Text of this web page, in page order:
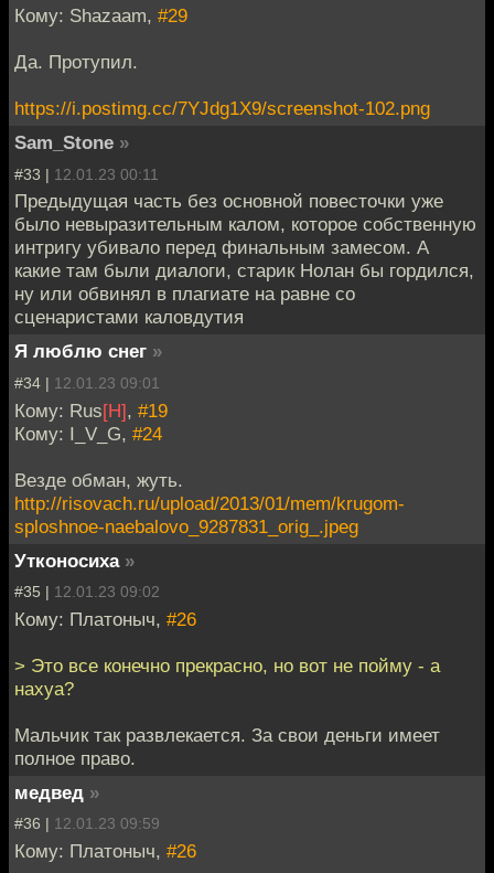
Кому: Shazaam, #29
Да. Протупил.
https://i.postimg.cc/7YJdg1X9/screenshot-102.png
Sam_Stone »
#33 | 12.01.23 00:11
Предыдущая часть без основной повесточки уже
было невыразительным калом, которое собственную
интригу убивало перед финальным замесом. А
какие там были диалоги, старик Нолан бы гордился,
ну или обвинял в плагиате на равне со
сценаристами каловдутия
Я люблю снег »
#34 | 12.01.23 09:01
Кому: Rus[H], #19
Кому: I_V_G, #24
Везде обман, жуть.
http://risovach.ru/upload/2013/01/mem/krugom-
sploshnoe-naebalovo_9287831_orig_.jpeg
Утконосиха »
#35 | 12.01.23 09:02
Кому: Платоныч, #26
> Это все конечно прекрасно, но вот не пойму - а
нахуа?
Мальчик так развлекается. За свои деньги имеет
полное право.
медвед »
#36 | 12.01.23 09:59
Кому: Платоныч, #26